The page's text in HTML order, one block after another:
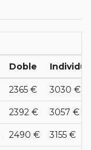
Doble
2365 € 3030 €
2392 € 3057 €
2490 € 3155 €